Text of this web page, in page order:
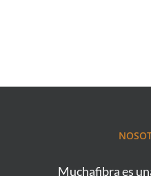
Muchafibra es